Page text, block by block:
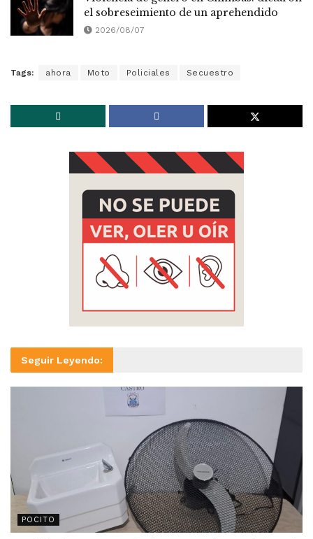
el sobreseimiento de un aprehendido
2026/08/07
Tags: ahora Moto Policiales Secuestro
Seguir Leyendo:
POCITO